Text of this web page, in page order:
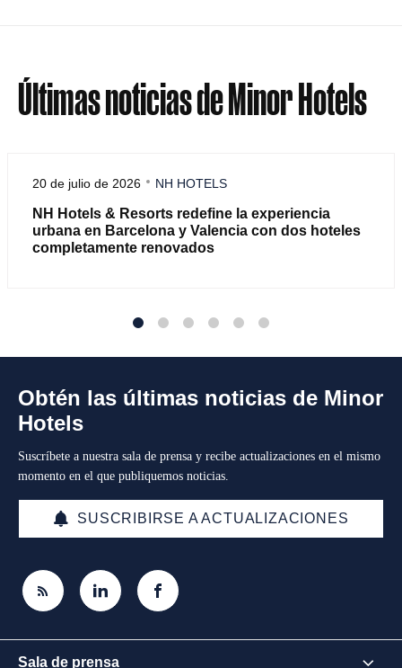
Últimas noticias de Minor Hotels
20 de julio de 2026 NH HOTELS
NH Hotels & Resorts redefine la experiencia
urbana en Barcelona y Valencia con dos hoteles
completamente renovados
Obtén las últimas noticias de Minor
Hotels
Suscríbete a nuestra sala de prensa y recibe actualizaciones en el mismo
momento en el que publiquemos noticias.
SUSCRIBIRSE A ACTUALIZACIONES
Sala de prensa